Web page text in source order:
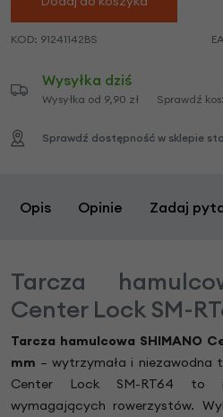
KOD: 91241142BS
Wysyłka dziś
Wysyłka od 9,90 zł Sprawdź
Sprawdź dostępność w sklepie
Opis Opinie Zadaj
Tarcza
Center Lock SM-
Tarcza hamulcowa SHIMANO
mm – wytrzymała i niezawodna
Center Lock SM-RT64 to
wymagających rowerzystów.